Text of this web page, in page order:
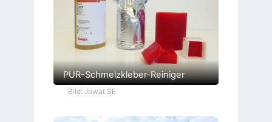
PUR-Schmelzkleber-Reiniger
Bild: Jowat SE